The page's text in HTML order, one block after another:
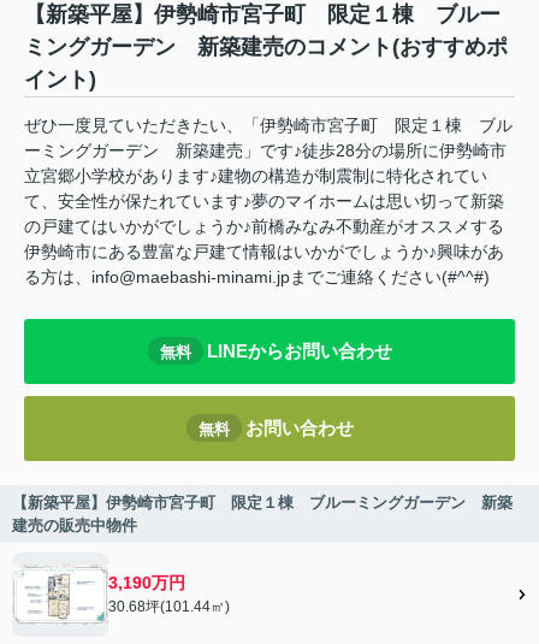
【新築平屋】伊勢崎市宮子町 限定１棟 ブルー
ミングガーデン 新築建売のコメント(おすすめポ
イント)
ぜひ一度見ていただきたい、「伊勢崎市宮子町 限定１棟 ブル
ーミングガーデン 新築建売」です♪徒歩28分の場所に伊勢崎市
立宮郷小学校があります♪建物の構造が制震制に特化されてい
て、安全性が保たれています♪夢のマイホームは思い切って新築
の戸建てはいかがでしょうか♪前橋みなみ不動産がオススメする
伊勢崎市にある豊富な戸建て情報はいかがでしょうか♪興味があ
る方は、info@maebashi-minami.jpまでご連絡ください(#^^#)
無料 LINEからお問い合わせ
無料 お問い合わせ
【新築平屋】伊勢崎市宮子町 限定１棟 ブルーミングガーデン 新築
建売の販売中物件
3,190万円
30.68坪(101.44㎡)